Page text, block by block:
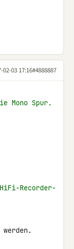
02-03 17:16#4888887
Mono Spur.
Recorder-